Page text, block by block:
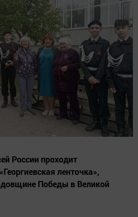
России проходит
ленточка»,
Победы в Великой